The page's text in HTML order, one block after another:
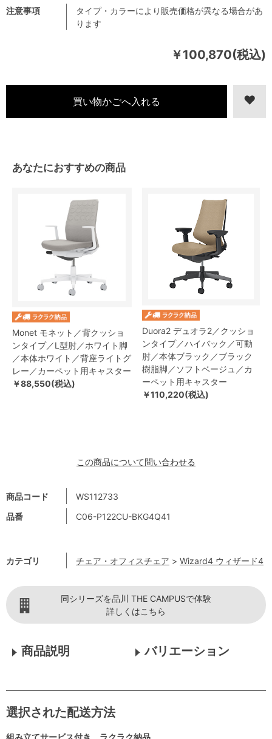
￥100,870(税込)
商品コード
WS112733
品番
C06-P122CU-BKG4Q41
カテゴリ チェア・オフィスチェア > Wizard4 ウィザード4
注意事項
タイプ・カラーにより販売価格が異なる場合があ
ります
あなたにおすすめの商品
Monet モネット／背クッショ
ンタイプ／L型肘／ホワイト脚
／本体ホワイト／背座ライトグ
レー／カーペット用キャスター
￥88,550(税込)
Duora2 デュオラ2／クッショ
ンタイプ／ハイバック／可動
肘／本体ブラック／ブラック
樹脂脚／ソフトベージュ／カ
ーペット用キャスター
￥110,220(税込)
この商品について問い合わせる
同シリーズを品川 THE CAMPUSで体験
詳しくはこちら
商品説明 バリエーション
選択された配送方法
組み立てサービス付き ラクラク納品